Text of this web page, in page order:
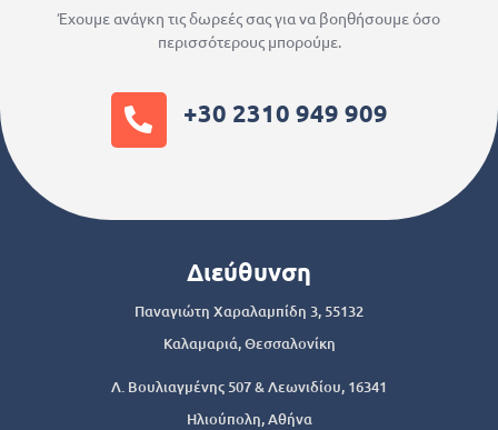
Έχουμε ανάγκη τις δωρεές σας για να βοηθήσουμε όσο
περισσότερους μπορούμε.
+30 2310 949 909
Διεύθυνση
Παναγιώτη Χαραλαμπίδη 3, 55132
Καλαμαριά, Θεσσαλονίκη
Λ. Βουλιαγμένης 507 & Λεωνιδίου, 16341
Ηλιούπολη, Αθήνα